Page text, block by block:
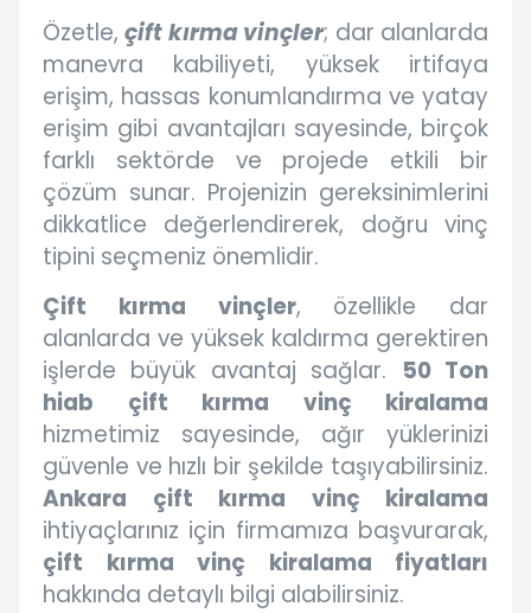
Özetle,çift kırma vinçler; dar alanlarda
manevra kabiliyeti, yüksek irtifaya
erişim, hassas konumlandırma ve yatay
erişim gibi avantajları sayesinde, birçok
farklı sektörde ve projede etkili bir
çözüm sunar. Projenizin gereksinimlerini
dikkatlice değerlendirerek, doğru vinç
tipini seçmeniz önemlidir.
Çift kırma vinçler, özellikle dar
alanlarda ve yüksek kaldırma gerektiren
işlerde büyük avantaj sağlar. 50 Ton
hiab çift kırma vinç kiralama
hizmetimiz sayesinde, ağır yüklerinizi
güvenle ve hızlı bir şekilde taşıyabilirsiniz.
Ankara çift kırma vinç kiralama
ihtiyaçlarınız için firmamıza başvurarak,
çift kırma vinç kiralama fiyatları
hakkında detaylı bilgi alabilirsiniz.